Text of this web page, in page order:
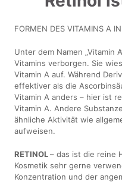
FORMEN DES VITAMINS A
Unter dem Namen „Vitamin
Vitamins verborgen. Sie
Vitamin A auf. Während
effektiver als die
Vitamin A anders – hier ist
Vitamin A. Andere
ähnliche Aktivität wie
aufweisen.
RETINOL– das ist die reine
Kosmetik sehr gerne
Konzentration und der